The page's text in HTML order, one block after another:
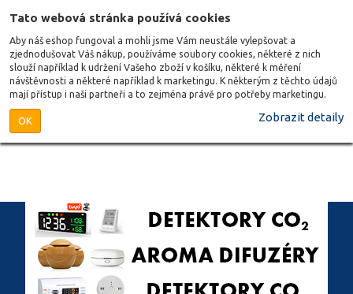
Tato webová stránka používá cookies
Aby náš eshop fungoval a mohli jsme Vám neustále vylepšovat a
zjednodušovat Váš nákup, používáme soubory cookies, některé z nich
slouží například k udržení Vašeho zboží v košíku, některé k měření
návštěvnosti a některé například k marketingu. K některým z těchto údajů
mají přístup i naši partneři a to zejména právě pro potřeby marketingu.
OK Zobrazit detaily